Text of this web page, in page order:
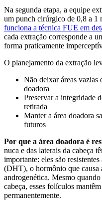
Na segunda etapa, a equipe
um punch cirúrgico de 0,8 a 1
funciona a técnica FUE em
cada extração corresponde a
forma praticamente
O planejamento da extração
Não deixar áreas vazias
doadora
Preservar a integridade
retirada
Manter a área doadora
futuros
Por que a área doadora é
nuca e das laterais da cabeça
importante: eles são
(DHT), o hormônio que causa
androgenética. Mesmo
cabeça, esses folículos
permanentemente.